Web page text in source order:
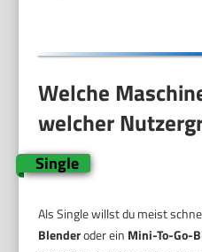
Welche
welcher
Single
Als Single willst du meist
Blenderoder ein Mini-To-Go-